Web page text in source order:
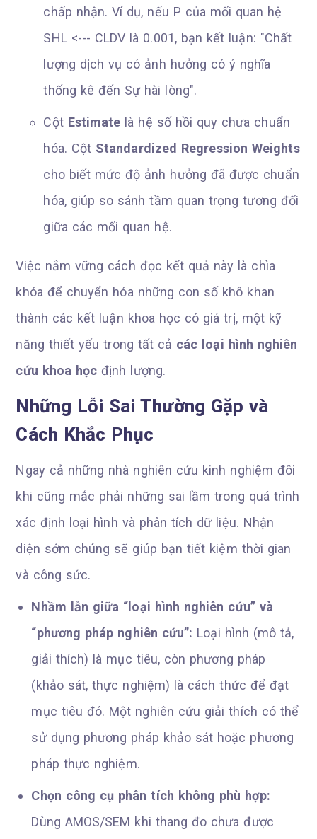
chấp nhận. Ví dụ, nếu P của mối quan hệ
SHL <--- CLDV là 0.001, bạn kết luận: "Chất
lượng dịch vụ có ảnh hưởng có ý nghĩa
thống kê đến Sự hài lòng".
Cột Estimate là hệ số hồi quy chưa chuẩn
hóa. Cột Standardized Regression Weights
cho biết mức độ ảnh hưởng đã được chuẩn
hóa, giúp so sánh tầm quan trọng tương đối
giữa các mối quan hệ.
Việc nắm vững cách đọc kết quả này là chìa
khóa để chuyển hóa những con số khô khan
thành các kết luận khoa học có giá trị, một kỹ
năng thiết yếu trong tất cả các loại hình nghiên
cứu khoa học định lượng.
Những Lỗi Sai Thường Gặp và
Cách Khắc Phục
Ngay cả những nhà nghiên cứu kinh nghiệm đôi
khi cũng mắc phải những sai lầm trong quá trình
xác định loại hình và phân tích dữ liệu. Nhận
diện sớm chúng sẽ giúp bạn tiết kiệm thời gian
và công sức.
Nhầm lẫn giữa “loại hình nghiên cứu” và
“phương pháp nghiên cứu”: Loại hình (mô tả,
giải thích) là mục tiêu, còn phương pháp
(khảo sát, thực nghiệm) là cách thức để đạt
mục tiêu đó. Một nghiên cứu giải thích có thể
sử dụng phương pháp khảo sát hoặc phương
pháp thực nghiệm.
Chọn công cụ phân tích không phù hợp:
Dùng AMOS/SEM khi thang đo chưa được